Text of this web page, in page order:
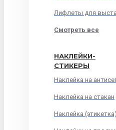
Лифлеты для
Смотреть все
НАКЛЕЙКИ-
СТИКЕРЫ
Наклейка на
Наклейка на стакан
Наклейка